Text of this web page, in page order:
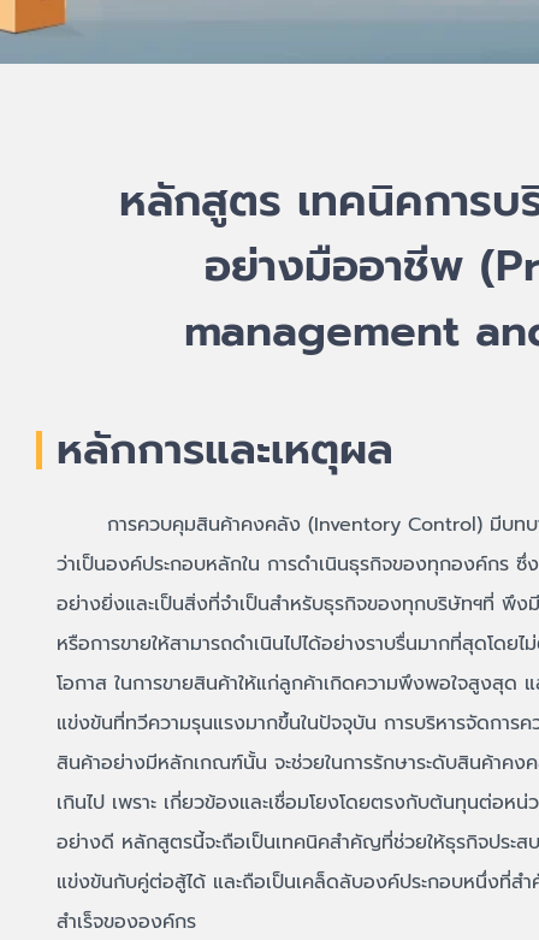
หลักสูตร เทคนิคการ
อย่างมืออาชีพ
management
หลักการและเหตุผล
การควบคุมสินค้าคงคลัง (Inventory Control) มีบท
ว่าเป็นองค์ประกอบหลักใน การดำเนินธุรกิจของทุกองค์กร ซึ่
อย่างยิ่งและเป็นสิ่งที่จำเป็นสำหรับธุรกิจของทุกบริษัทฯที่ พึง
หรือการขายให้สามารถดำเนินไปได้อย่างราบรื่นมากที่สุดโดย
โอกาส ในการขายสินค้าให้แก่ลูกค้าเกิดความพึงพอใจสูงสุด แ
แข่งขันที่ทวีความรุนแรงมากขึ้นในปัจจุบัน การบริหารจัดการ
สินค้าอย่างมีหลักเกณฑ์นั้น จะช่วยในการรักษาระดับสินค้าคง
เกินไป เพราะ เกี่ยวข้องและเชื่อมโยงโดยตรงกับต้นทุนต่อหน่
อย่างดี หลักสูตรนี้จะถือเป็นเทคนิคสำคัญที่ช่วยให้ธุรกิจประส
แข่งขันกับคู่ต่อสู้ได้ และถือเป็นเคล็ดลับองค์ประกอบหนึ่งที่สำ
สำเร็จขององค์กร